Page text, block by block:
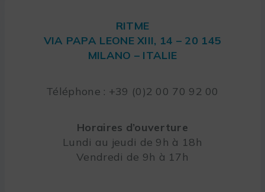
RITME
VIA PAPA LEONE XIII, 14 – 20 145
MILANO – ITALIE
Téléphone : +39 (0)2 00 70 92 00
Horaires d’ouverture
Lundi au jeudi de 9h à 18h
Vendredi de 9h à 17h